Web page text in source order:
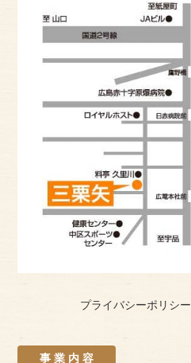
プライバシーポリシー
事 業 内 容